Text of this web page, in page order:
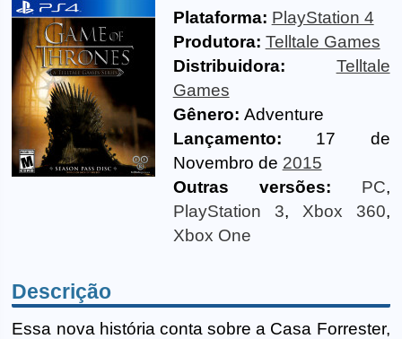
Plataforma: PlayStation 4
Produtora: Telltale Games
Distribuidora:
Telltale
Games
Gênero: Adventure
Lançamento: 17 de
Novembro de 2015
Outras versões:
PC,
PlayStation 3, Xbox 360,
Xbox One
Descrição
Essa nova história conta sobre a Casa Forrester,